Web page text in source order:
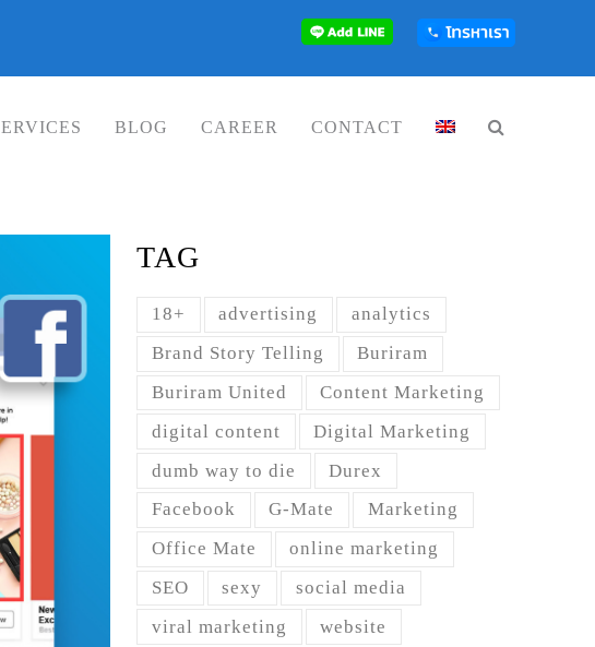
BLOG CAREER CONTACT
TAG
18+ advertising
analytics
Brand Story Telling
Buriram
Buriram United
Content Marketing
digital content
Digital Marketing
dumb way to die
Durex
Facebook
G-Mate
Marketing
Office Mate
online marketing
SEO
sexy
social media
viral marketing
website